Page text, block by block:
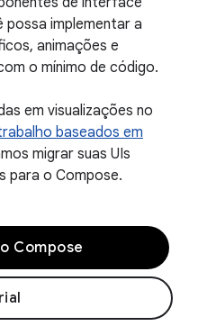
implementar a
animações e
o mínimo de código.
em visualizações no
baseados em
migrar suas UIs
para o Compose.
Compose